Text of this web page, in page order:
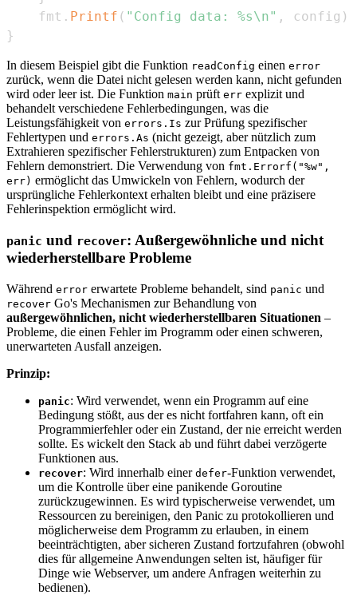
	fmt
. Printf ( "Config data: %s\n" , config )
}
In diesem Beispiel gibt die Funktion readConfig einen error
zurück, wenn die Datei nicht gelesen werden kann, nicht gefunden
wird oder leer ist. Die Funktion main prüft err explizit und
behandelt verschiedene Fehlerbedingungen, was die
Leistungsfähigkeit von errors.Is zur Prüfung spezifischer
Fehlertypen und errors.As (nicht gezeigt, aber nützlich zum
Extrahieren spezifischer Fehlerstrukturen) zum Entpacken von
Fehlern demonstriert. Die Verwendung von fmt.Errorf("%w",
err) ermöglicht das Umwickeln von Fehlern, wodurch der
ursprüngliche Fehlerkontext erhalten bleibt und eine präzisere
Fehlerinspektion ermöglicht wird.
panic und recover: Außergewöhnliche und nicht
wiederherstellbare Probleme
Während error erwartete Probleme behandelt, sind panic und
recover Go's Mechanismen zur Behandlung von
außergewöhnlichen, nicht wiederherstellbaren Situationen –
Probleme, die einen Fehler im Programm oder einen schweren,
unerwarteten Ausfall anzeigen.
Prinzip:
panic: Wird verwendet, wenn ein Programm auf eine
Bedingung stößt, aus der es nicht fortfahren kann, oft ein
Programmierfehler oder ein Zustand, der nie erreicht werden
sollte. Es wickelt den Stack ab und führt dabei verzögerte
Funktionen aus.
recover: Wird innerhalb einer defer-Funktion verwendet,
um die Kontrolle über eine panikende Goroutine
zurückzugewinnen. Es wird typischerweise verwendet, um
Ressourcen zu bereinigen, den Panic zu protokollieren und
möglicherweise dem Programm zu erlauben, in einem
beeinträchtigten, aber sicheren Zustand fortzufahren (obwohl
dies für allgemeine Anwendungen selten ist, häufiger für
Dinge wie Webserver, um andere Anfragen weiterhin zu
bedienen).